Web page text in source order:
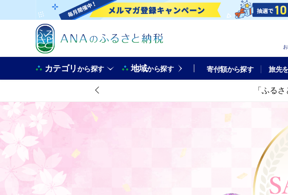
カテゴリから探す 地域から探す 寄付額から探す 旅先
「ふる